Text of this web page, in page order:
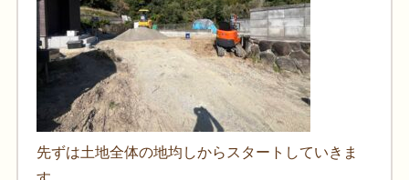
先ずは土地全体の地均しからスタートしていきま